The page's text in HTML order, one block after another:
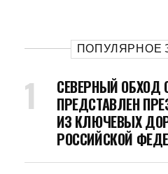
ПОПУЛЯРНОЕ
СЕВЕРНЫЙ ОБХОД
ПРЕДСТАВЛЕН
ИЗ КЛЮЧЕВЫХ
РОССИЙСКОЙ